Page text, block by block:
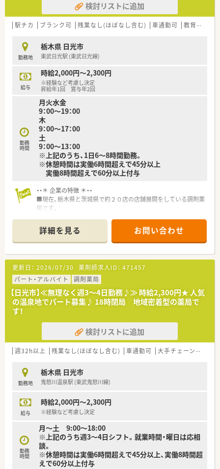
検討リストに追加
駅チカ ブランク可 残業なし(ほぼなし含む) 車通勤可 教育制度あり
勤務地
栃木県 日光市
東武日光駅 (東武日光線)
給与
時給2,000円～2,300円
※経験など考慮し決定
昇給年1回 賞与年2回
勤務
時間
月火水金
9：00～19：00
木
9：00～17：00
土
9：00～13：00
※上記のうち、1日6～8時間勤務。
※休憩時間は実働6時間超えで45分以上
実働8時間超えで60分以上付与
・・＊ 企業の特徴 ＊・・
■現在、栃木県と茨城県で約２０店の店舗展開をしている調剤薬
局です。
事業等、様々な分野で展開をしています。
■地域に密着した患者様本位の地域医療の充実を目指し日々業
務を行うことのできる環境です。
詳細を見る お問い合わせ
更新日： 2026/07/30 薬剤師求人ID： 471457
パート・アルバイト
調剤薬局
【日光市】≪無理なく週3～4日勤務♪≫ 時給2,300円★ 人気
の温泉地でパート募集♪ 18時閉局 地域密着型の薬局で
す！
検討リストに追加
週32h以上 残業なし(ほぼなし含む) 車通勤可 大手チェーン以外
勤務地
栃木県 日光市
鬼怒川温泉駅 (東武鬼怒川線)
給与
時給2,000円～2,300円
※経験など考慮し決定
勤務
時間
月～土 9:00～18:00
※上記のうち週3～4日シフト。就業時間・曜日は応相
談。
※休憩時間は実働6時間超えで45分以上、実働8時間超
えで60分以上付与